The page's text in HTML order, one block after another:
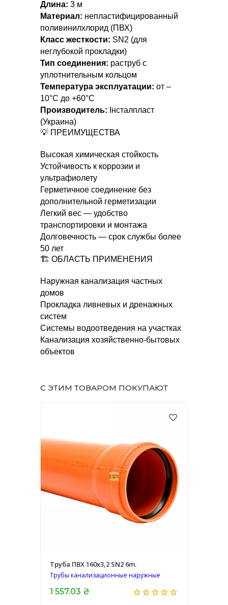
Длина: 3 м
Материал: непластифицированный
поливинилхлорид (ПВХ)
Класс жесткости: SN2 (для
неглубокой прокладки)
Тип соединения: раструб с
уплотнительным кольцом
Температура эксплуатации: от –
10°C до +60°C
Производитель: Інсталпласт
(Украина)
💡 ПРЕИМУЩЕСТВА
Высокая химическая стойкость
Устойчивость к коррозии и
ультрафиолету
Герметичное соединение без
дополнительной герметизации
Легкий вес — удобство
транспортировки и монтажа
Долговечность — срок службы более
50 лет
🏗️ ОБЛАСТЬ ПРИМЕНЕНИЯ
Наружная канализация частных
домов
Прокладка ливневых и дренажных
систем
Системы водоотведения на участках
Канализация хозяйственно-бытовых
объектов
С ЭТИМ ТОВАРОМ ПОКУПАЮТ
Труба ПВХ 160х3,2 SN2 6m.
Трубы канализационные наружные
1 557.03 ₴